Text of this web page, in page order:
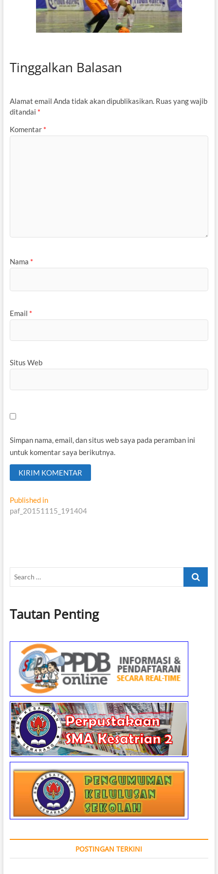
Tinggalkan Balasan
Alamat email Anda tidak akan dipublikasikan. Ruas yang wajib
ditandai *
Komentar *
Nama *
Email *
Situs Web
Simpan nama, email, dan situs web saya pada peramban ini
untuk komentar saya berikutnya.
Navigasi
pos
Published in
paf_20151115_191404
Search
Tautan Penting
POSTINGAN TERKINI